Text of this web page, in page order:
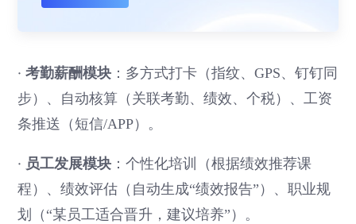
·考勤薪酬模块 ：多方式打卡（指纹、GPS、钉钉同
步）、自动核算（关联考勤、绩效、个税）、工资
条推送（短信/APP）。
· 员工发展模块 ：个性化培训（根据绩效推荐课
程）、绩效评估（自动生成“绩效报告”）、职业规
划（“某员工适合晋升，建议培养”）。